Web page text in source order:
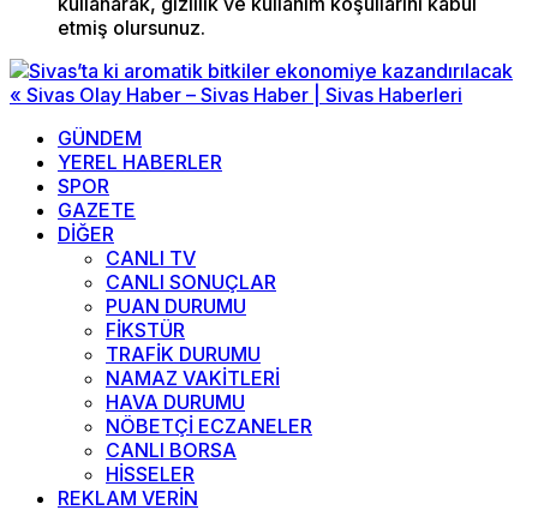
etmiş olursunuz.
GÜNDEM
YEREL HABERLER
SPOR
GAZETE
DİĞER
CANLI TV
CANLI SONUÇLAR
PUAN DURUMU
FİKSTÜR
TRAFİK DURUMU
NAMAZ VAKİTLERİ
HAVA DURUMU
NÖBETÇİ ECZANELER
CANLI BORSA
HİSSELER
REKLAM VERİN